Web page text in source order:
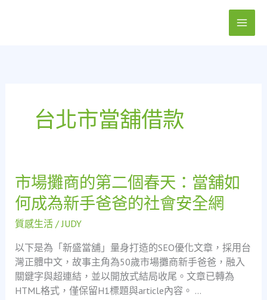
台北市當舖借款
市場攤商的第二個春天：當舖如
何成為新手爸爸的社會安全網
質感生活/JUDY
以下是為「新盛當舖」量身打造的SEO優化文章，採用台
灣正體中文，故事主角為50歲市場攤商新手爸爸，融入
關鍵字與超連結，並以開放式結局收尾。文章已轉為
HTML格式，僅保留H1標題與article內容。 …
市
場
攤
商
第
二
個
春